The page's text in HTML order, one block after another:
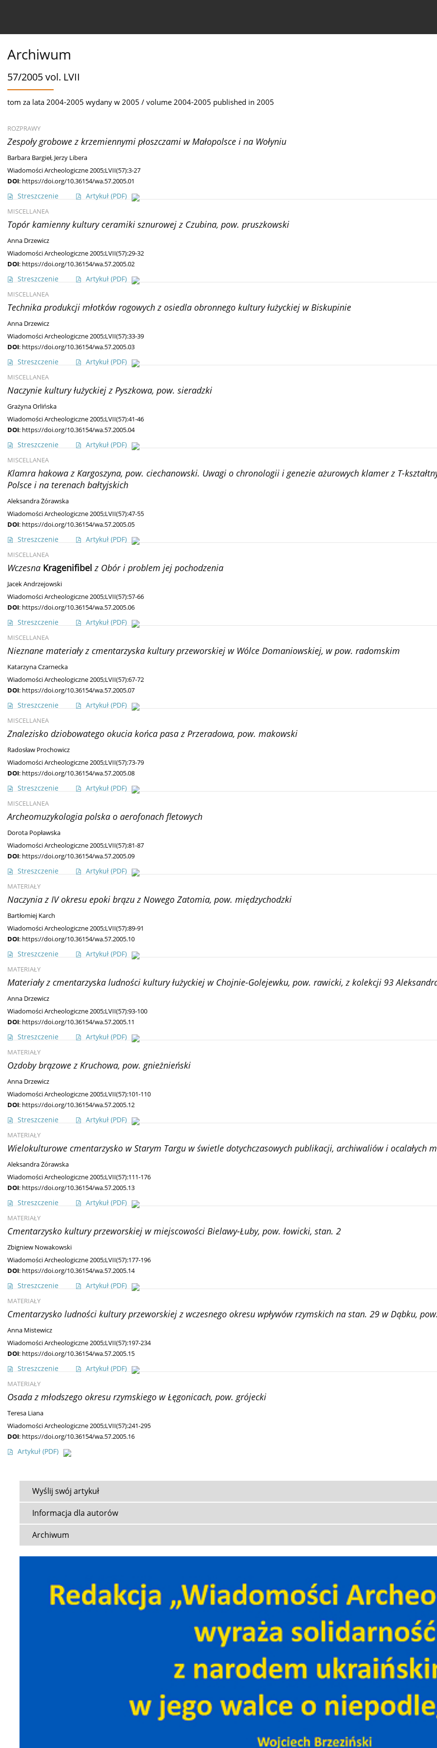
Archiwum
57/2005 vol. LVII
tom za lata 2004-2005 wydany w 2005 / volume 2004-2005 published in 2005
ROZPRAWY
Zespoły grobowe z krzemiennymi płoszczami w Małopolsce i na Wołyniu
Barbara Bargieł, Jerzy Libera
Wiadomości Archeologiczne 2005;LVII(57):3-27
DOI: https://doi.org/10.36154/wa.57.2005.01
Streszczenie Artykuł (PDF)
MISCELLANEA
Topór kamienny kultury ceramiki sznurowej z Czubina, pow. pruszkowski
Anna Drzewicz
Wiadomości Archeologiczne 2005;LVII(57):29-32
DOI: https://doi.org/10.36154/wa.57.2005.02
Streszczenie Artykuł (PDF)
MISCELLANEA
Technika produkcji młotków rogowych z osiedla obronnego kultury łużyckiej w Biskupinie
Anna Drzewicz
Wiadomości Archeologiczne 2005;LVII(57):33-39
DOI: https://doi.org/10.36154/wa.57.2005.03
Streszczenie Artykuł (PDF)
MISCELLANEA
Naczynie kultury łużyckiej z Pyszkowa, pow. sieradzki
Grażyna Orlińska
Wiadomości Archeologiczne 2005;LVII(57):41-46
DOI: https://doi.org/10.36154/wa.57.2005.04
Streszczenie Artykuł (PDF)
MISCELLANEA
Klamra hakowa z Kargoszyna, pow. ciechanowski. Uwagi o chronologii i genezie ażurowych klamer z T-
Polsce i na terenach bałtyjskich
Aleksandra Żórawska
Wiadomości Archeologiczne 2005;LVII(57):47-55
DOI: https://doi.org/10.36154/wa.57.2005.05
Streszczenie Artykuł (PDF)
MISCELLANEA
Wczesna Kragenifibel z Obór i problem jej pochodzenia
Jacek Andrzejowski
Wiadomości Archeologiczne 2005;LVII(57):57-66
DOI: https://doi.org/10.36154/wa.57.2005.06
Streszczenie Artykuł (PDF)
MISCELLANEA
Nieznane materiały z cmentarzyska kultury przeworskiej w Wólce Domaniowskiej, w pow. radomskim
Katarzyna Czarnecka
Wiadomości Archeologiczne 2005;LVII(57):67-72
DOI: https://doi.org/10.36154/wa.57.2005.07
Streszczenie Artykuł (PDF)
MISCELLANEA
Znalezisko dziobowatego okucia końca pasa z Przeradowa, pow. makowski
Radosław Prochowicz
Wiadomości Archeologiczne 2005;LVII(57):73-79
DOI: https://doi.org/10.36154/wa.57.2005.08
Streszczenie Artykuł (PDF)
MISCELLANEA
Archeomuzykologia polska o aerofonach fletowych
Dorota Popławska
Wiadomości Archeologiczne 2005;LVII(57):81-87
DOI: https://doi.org/10.36154/wa.57.2005.09
Streszczenie Artykuł (PDF)
MATERIAŁY
Naczynia z IV okresu epoki brązu z Nowego Zatomia, pow. międzychodzki
Bartłomiej Karch
Wiadomości Archeologiczne 2005;LVII(57):89-91
DOI: https://doi.org/10.36154/wa.57.2005.10
Streszczenie Artykuł (PDF)
MATERIAŁY
Materiały z cmentarzyska ludności kultury łużyckiej w Chojnie-Golejewku, pow. rawicki, z kolekcji 93
Anna Drzewicz
Wiadomości Archeologiczne 2005;LVII(57):93-100
DOI: https://doi.org/10.36154/wa.57.2005.11
Streszczenie Artykuł (PDF)
MATERIAŁY
Ozdoby brązowe z Kruchowa, pow. gnieżnieński
Anna Drzewicz
Wiadomości Archeologiczne 2005;LVII(57):101-110
DOI: https://doi.org/10.36154/wa.57.2005.12
Streszczenie Artykuł (PDF)
MATERIAŁY
Wielokulturowe cmentarzysko w Starym Targu w świetle dotychczasowych publikacji, archiwaliów i ocalałych
Aleksandra Żórawska
Wiadomości Archeologiczne 2005;LVII(57):111-176
DOI: https://doi.org/10.36154/wa.57.2005.13
Streszczenie Artykuł (PDF)
MATERIAŁY
Cmentarzysko kultury przeworskiej w miejscowości Bielawy-Łuby, pow. łowicki, stan. 2
Zbigniew Nowakowski
Wiadomości Archeologiczne 2005;LVII(57):177-196
DOI: https://doi.org/10.36154/wa.57.2005.14
Streszczenie Artykuł (PDF)
MATERIAŁY
Cmentarzysko ludności kultury przeworskiej z wczesnego okresu wpływów rzymskich na stan. 29 w Dąbku,
Anna Mistewicz
Wiadomości Archeologiczne 2005;LVII(57):197-234
DOI: https://doi.org/10.36154/wa.57.2005.15
Streszczenie Artykuł (PDF)
MATERIAŁY
Osada z młodszego okresu rzymskiego w Łęgonicach, pow. grójecki
Teresa Liana
Wiadomości Archeologiczne 2005;LVII(57):241-295
DOI: https://doi.org/10.36154/wa.57.2005.16
Artykuł (PDF)
Wyślij swój artykuł
Informacja dla autorów
Archiwum